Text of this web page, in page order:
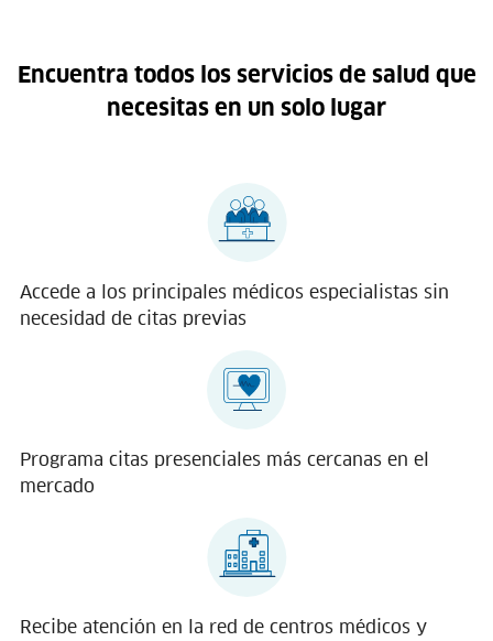
Encuentra todos los servicios de salud que
necesitas en un solo lugar
Accede a los principales médicos especialistas sin
necesidad de citas previas
Programa citas presenciales más cercanas en el
mercado
Recibe atención en la red de centros médicos y